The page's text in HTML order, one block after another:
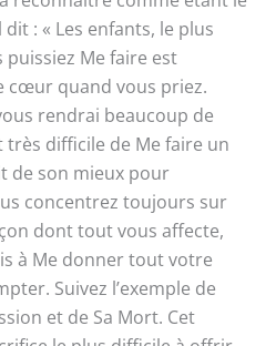
: « Les enfants, le plus
Me faire est
cœur quand vous priez.
rendrai beaucoup de
très difficile de Me faire un
de son mieux pour
concentrez toujours sur
dont tout vous affecte,
à Me donner tout votre
Suivez l’exemple de
et de Sa Mort. Cet